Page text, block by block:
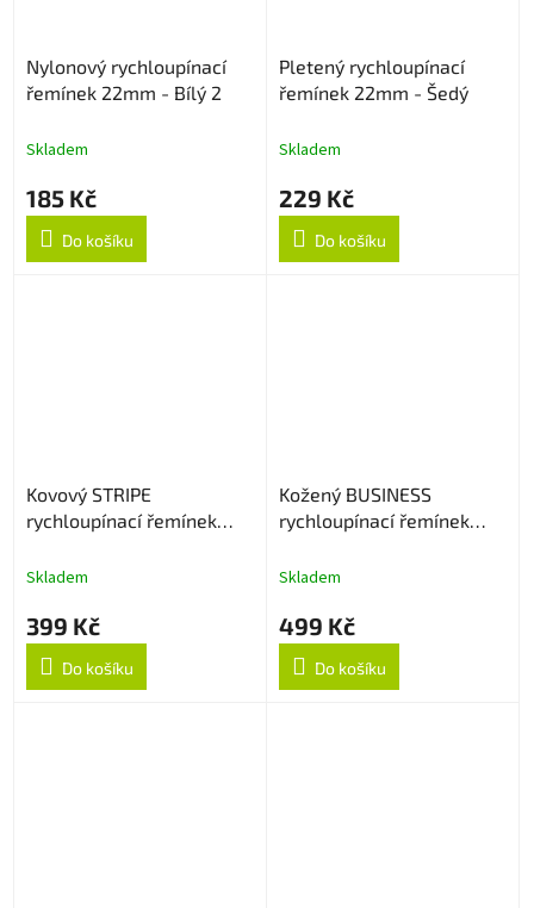
Nylonový rychloupínací
řemínek 22mm - Bílý 2
Skladem
185 Kč
Do košíku
Pletený rychloupínací
řemínek 22mm - Šedý
Skladem
229 Kč
Do košíku
Kovový STRIPE
rychloupínací řemínek
Skladem
399 Kč
Do košíku
Kožený BUSINESS
rychloupínací řemínek
Skladem
499 Kč
Do košíku